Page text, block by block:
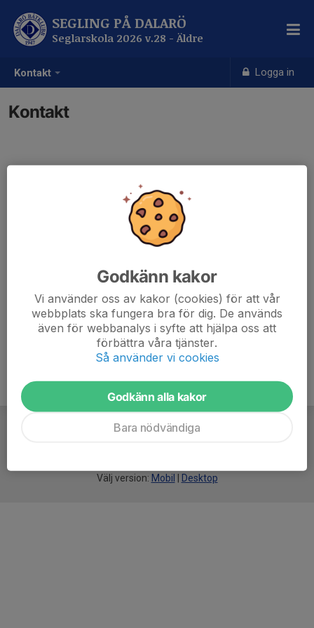
Kontakt Logga in
SEGLING PÅ DALARÖ
Seglarskola 2026 v.28 - Äldre
Kontakt
Välj version: Mobil Desktop
Godkänn kakor
Vi använder oss av kakor (cookies) för att vår
webbplats ska fungera bra för dig. De används
även för webbanalys i syfte att hjälpa oss att
förbättra våra tjänster.
Så använder vi cookies
Godkänn alla kakor
Bara nödvändiga